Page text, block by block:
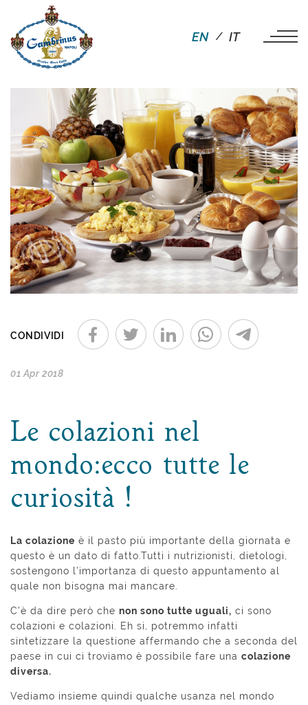
EN IT
CONDIVIDI
01 Apr 2018
Le colazioni nel
mondo:ecco tutte le
curiosità !
La colazione è il pasto più importante della giornata e
questo è un dato di fatto.Tutti i nutrizionisti, dietologi,
sostengono l’importanza di questo appuntamento al
quale non bisogna mai mancare.
C’è da dire però che non sono tutte uguali, ci sono
colazioni e colazioni. Eh si, potremmo infatti
sintetizzare la questione affermando che a seconda del
paese in cui ci troviamo è possibile fare una colazione
diversa.
Vediamo insieme quindi qualche usanza nel mondo